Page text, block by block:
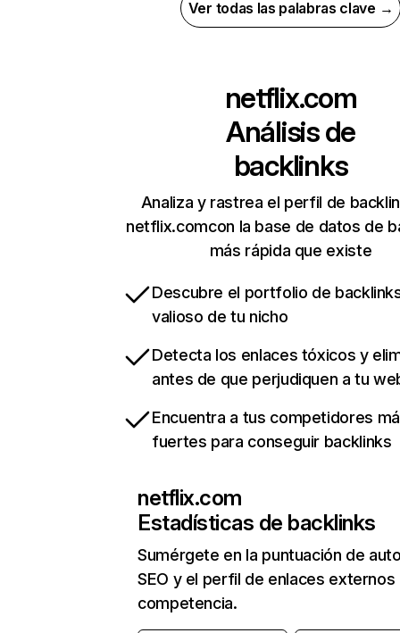
Ver todas las palabras clave →
netflix.com
Análisis de
backlinks
Analiza y rastrea el perfil de
netflix.comcon la base de datos de
más rápida que existe
Descubre el portfolio de
valioso de tu nicho
Detecta los enlaces tóxicos y
antes de que perjudiquen a tu
Encuentra a tus competidores
fuertes para conseguir backlinks
netflix.com
Estadísticas de backlinks
Sumérgete en la puntuación de
SEO y el perfil de enlaces externos
competencia.